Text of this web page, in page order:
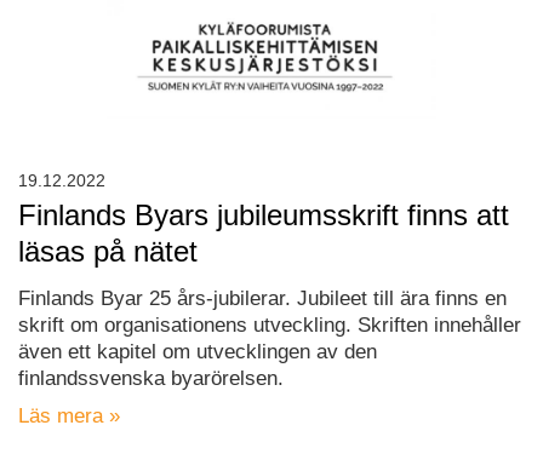
Finlands Byars jubileumsskrift finns att
läsas på nätet
Finlands Byar 25 års-jubilerar. Jubileet till ära finns en
skrift om organisationens utveckling. Skriften innehåller
även ett kapitel om utvecklingen av den
finlandssvenska byarörelsen.
Läs mera »
19.12.2022